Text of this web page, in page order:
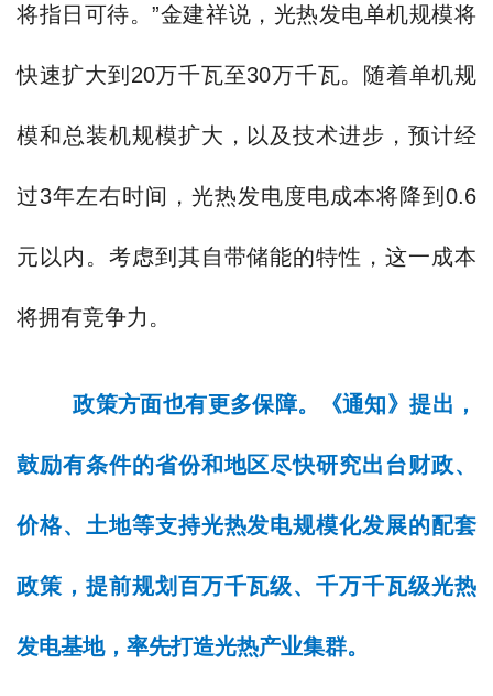
将指日可待。”金建祥说，光热发电单机规模将
快速扩大到20万千瓦至30万千瓦。随着单机规
模和总装机规模扩大，以及技术进步，预计经
过3年左右时间，光热发电度电成本将降到0.6
元以内。考虑到其自带储能的特性，这一成本
将拥有竞争力。
政策方面也有更多保障。《通知》提出，
鼓励有条件的省份和地区尽快研究出台财政、
价格、土地等支持光热发电规模化发展的配套
政策，提前规划百万千瓦级、千万千瓦级光热
发电基地，率先打造光热产业集群。